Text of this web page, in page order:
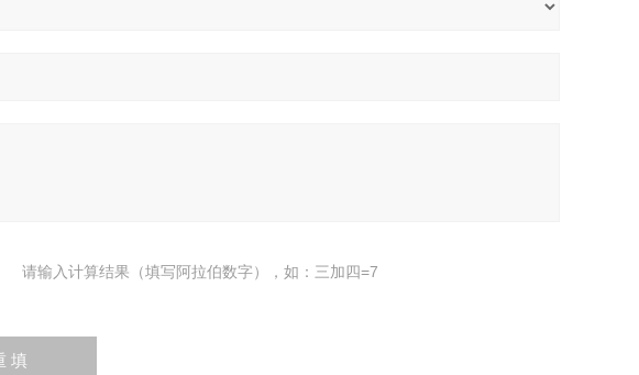
请输入计算结果（填写阿拉伯数字），如：三加四=7